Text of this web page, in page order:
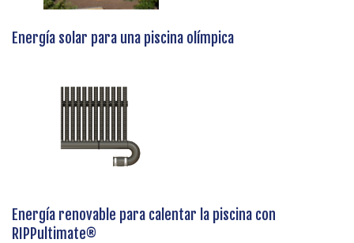
Energía solar para una piscina olímpica
Energía renovable para calentar la piscina con
RIPPultimate®